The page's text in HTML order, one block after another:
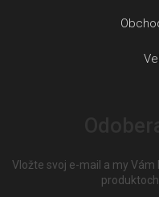
Vložte svoj e-mail a my